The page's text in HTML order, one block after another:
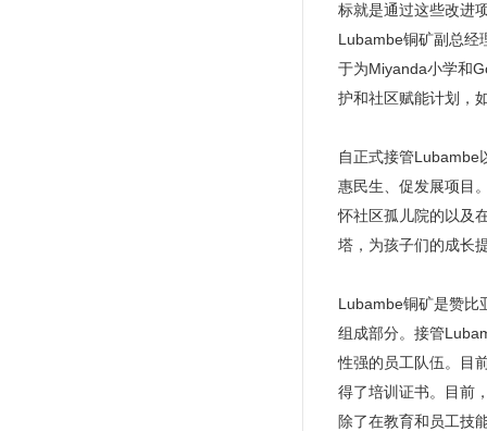
标就是通过这些改进
Lubambe铜矿副总经
于为Miyanda小学和
护和社区赋能计划，
自正式接管Lubambe
惠民生、促发展项目
怀社区孤儿院的以及
塔，为孩子们的成长
Lubambe铜矿是赞比
组成部分。接管
性强的员工队伍。目
得了培训证书。目前
除了在教育和员工技